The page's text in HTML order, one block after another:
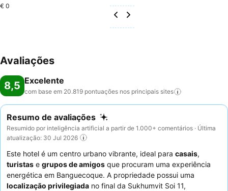
€ 0
Avaliações
8,5 Excelente
com base em 20.819 pontuações nos principais sites
Resumo de avaliações
Resumido por inteligência artificial a partir de 1.000+ comentários · Última
atualização: 30 Jul 2026
Este hotel é um centro urbano vibrante, ideal para casais,
turistas e grupos de amigos que procuram uma experiência
energética em Banguecoque. A propriedade possui uma
localização privilegiada no final da Sukhumvit Soi 11,